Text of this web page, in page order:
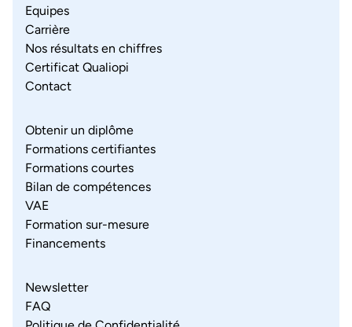
Equipes
Carrière
Nos résultats en chiffres
Certificat Qualiopi
Contact
Obtenir un diplôme
Formations certifiantes
Formations courtes
Bilan de compétences
VAE
Formation sur-mesure
Financements
Newsletter
FAQ